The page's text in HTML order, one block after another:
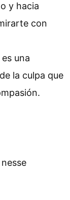
y hacia
con
una
la culpa que